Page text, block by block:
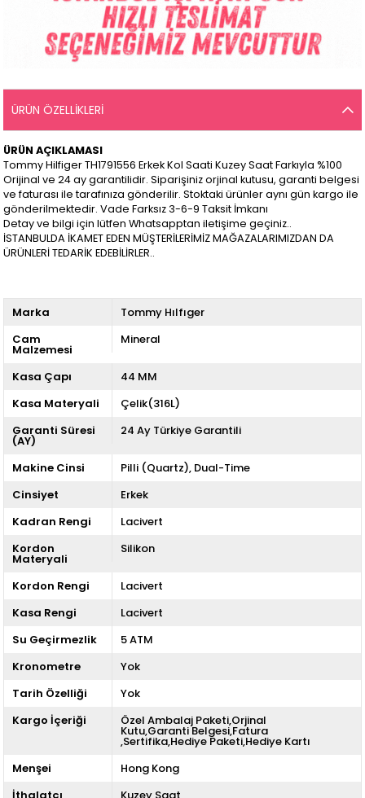
ÜRÜN ÖZELLIKLERI
ÜRÜN AÇIKLAMASI
Tommy Hilfiger TH1791556 Erkek Kol Saati Kuzey Saat Farkıyla %100
Orijinal ve 24 ay garantilidir. Siparişiniz orjinal kutusu, garanti belgesi
ve faturası ile tarafınıza gönderilir. Stoktaki ürünler aynı gün kargo ile
gönderilmektedir. Vade Farksız 3-6-9 Taksit İmkanı
Detay ve bilgi için lütfen Whatsapptan iletişime geçiniz..
İSTANBULDA İKAMET EDEN MÜŞTERİLERİMİZ MAĞAZALARIMIZDAN DA
ÜRÜNLERİ TEDARİK EDEBİLİRLER..
Marka
Tommy Hılfıger
Cam
Malzemesi
Mineral
Kasa Çapı
44 MM
Kasa Materyali
Çelik(316L)
Garanti Süresi
(AY)
24 Ay Türkiye Garantili
Makine Cinsi Pilli (Quartz) Dual-Time
Cinsiyet
Erkek
Kadran Rengi
Lacivert
Kordon
Materyali
Silikon
Kordon Rengi
Lacivert
Kasa Rengi
Lacivert
Su Geçirmezlik
5 ATM
Kronometre
Yok
Tarih Özelliği
Yok
Kargo İçeriği
Özel Ambalaj Paketi,Orjinal
Kutu,Garanti Belgesi,Fatura
,Sertifika,Hediye Paketi,Hediye Kartı
Menşei
Hong Kong
İthalatçı
Kuzey Saat